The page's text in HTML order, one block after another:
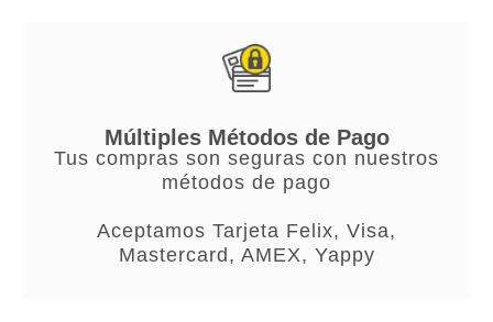
Múltiples Métodos de Pago
Tus compras son seguras con nuestros
métodos de pago
Aceptamos Tarjeta Felix, Visa,
Mastercard, AMEX, Yappy